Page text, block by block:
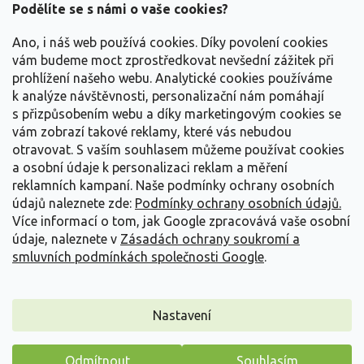
Podělíte se s námi o vaše cookies?
Ano, i náš web používá cookies. Díky povolení cookies
vám budeme moct zprostředkovat nevšední zážitek při
prohlížení našeho webu. Analytické cookies používáme
k analýze návštěvnosti, personalizační nám pomáhají
s přizpůsobením webu a díky marketingovým cookies se
vám zobrazí takové reklamy, které vás nebudou
otravovat. S vaším souhlasem můžeme používat cookies
a osobní údaje k personalizaci reklam a měření
reklamních kampaní. Naše podmínky ochrany osobních
údajů naleznete zde: Podmínky ochrany osobních údajů.
Více informací o tom, jak Google zpracovává vaše osobní
údaje, naleznete v Zásadách ochrany soukromí a
smluvních podmínkách společnosti Google.
Nastavení
Odmítnout Souhlasím
Vše o nákupu
Informace pro Vás
Kontakujte nás
Vytvořil Shoptet
Copyright 2026Zahradnictví Spomyšl. Všechna práva